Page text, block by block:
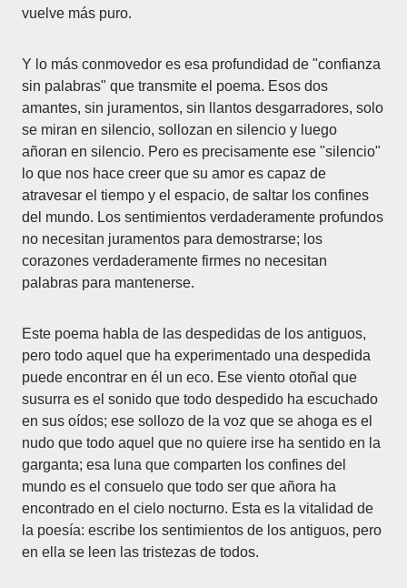
vuelve más puro.
Y lo más conmovedor es esa profundidad de "confianza
sin palabras" que transmite el poema. Esos dos
amantes, sin juramentos, sin llantos desgarradores, solo
se miran en silencio, sollozan en silencio y luego
añoran en silencio. Pero es precisamente ese "silencio"
lo que nos hace creer que su amor es capaz de
atravesar el tiempo y el espacio, de saltar los confines
del mundo. Los sentimientos verdaderamente profundos
no necesitan juramentos para demostrarse; los
corazones verdaderamente firmes no necesitan
palabras para mantenerse.
Este poema habla de las despedidas de los antiguos,
pero todo aquel que ha experimentado una despedida
puede encontrar en él un eco. Ese viento otoñal que
susurra es el sonido que todo despedido ha escuchado
en sus oídos; ese sollozo de la voz que se ahoga es el
nudo que todo aquel que no quiere irse ha sentido en la
garganta; esa luna que comparten los confines del
mundo es el consuelo que todo ser que añora ha
encontrado en el cielo nocturno. Esta es la vitalidad de
la poesía: escribe los sentimientos de los antiguos, pero
en ella se leen las tristezas de todos.